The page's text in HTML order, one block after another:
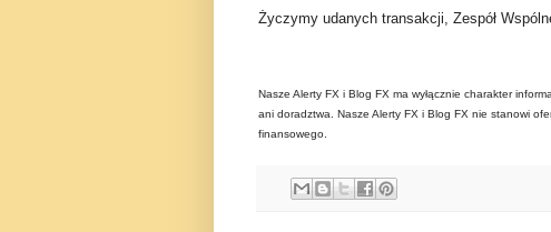
Życzymy udanych transakcji, Zespół
Nasze Alerty FX i Blog FX ma wyłącznie charakter
ani doradztwa. Nasze Alerty FX i Blog FX nie stanowi
finansowego.